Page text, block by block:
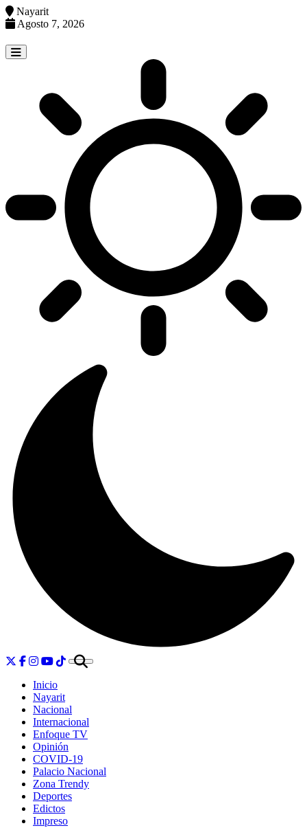
Nayarit
Agosto 7, 2026
to
content
Inicio
Nayarit
Nacional
Internacional
Enfoque TV
Opinión
COVID-19
Palacio Nacional
Zona Trendy
Deportes
Edictos
Impreso